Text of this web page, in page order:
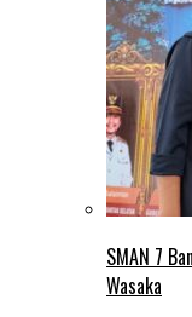
SMAN 7
Wasaka